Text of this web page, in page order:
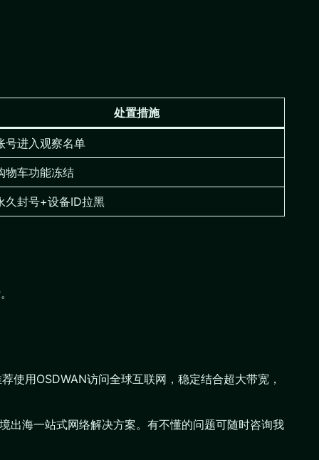
处置措施
号进入观察名单
物车功能冻结
久封号+设备ID拉黑
使用OSDWAN访问全球互联网，稳定结合超大带宽，
出海一站式网络解决方案。有不懂的问题可随时咨询我